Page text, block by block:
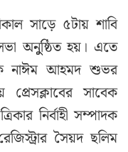
সাড়ে ৫টায় শাবি
অনুুুষ্ঠিত হয়। এতে
নাঈম আহমদ শুভর
সাবেক
নির্বাহী সম্পাদক
সৈয়দ ছলিম